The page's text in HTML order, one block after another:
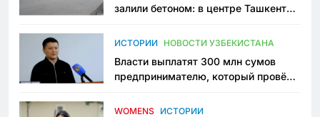
залили бетоном: в центре Ташкента
пространство
ИСТОРИИ НОВОСТИ УЗБЕКИСТАНА
Власти выплатят 300 млн сумов
предпринимателю, который провёл
приговору
WOMENS ИСТОРИИ